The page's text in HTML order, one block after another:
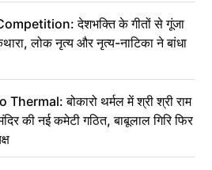
देशभक्ति के गीतों से गूंजा
लोक नृत्य और नृत्य-नाटिका ने बांधा
Thermal: बोकारो थर्मल में श्री श्री राम
की नई कमेटी गठित, बाबूलाल गिरि फिर